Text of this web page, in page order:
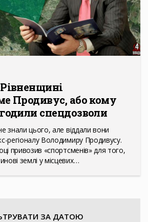
Продивус, або кому
спецдозволи
знали цього, але віддали вони
регіоналу Володимиру Продивусу.
привозив «спортсменів» для того,
землі у місцевих…
ЗА ДАТОЮ